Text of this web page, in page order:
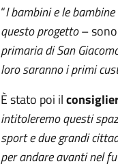
“I bambini e le
questo progetto– sono
primaria di San
loro saranno i primi
È stato poi il
intitoleremo questi
sport e due grandi
per andare avanti nel